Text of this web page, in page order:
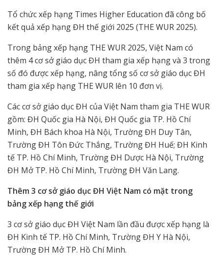
Tổ chức xếp hạng Times Higher Education đã công bố
kết quả xếp hạng ĐH thế giới 2025 (THE WUR 2025).
Trong bảng xếp hạng THE WUR 2025, Việt Nam có
thêm 4 cơ sở giáo dục ĐH tham gia xếp hạng và 3 trong
số đó được xếp hạng, nâng tổng số cơ sở giáo dục ĐH
tham gia xếp hạng THE WUR lên 10 đơn vị.
Các cơ sở giáo dục ĐH của Việt Nam tham gia THE WUR
gồm: ĐH Quốc gia Hà Nội, ĐH Quốc gia TP. Hồ Chí
Minh, ĐH Bách khoa Hà Nội, Trường ĐH Duy Tân,
Trường ĐH Tôn Đức Thắng, Trường ĐH Huế; ĐH Kinh
tế TP. Hồ Chí Minh, Trường ĐH Dược Hà Nội, Trường
ĐH Mở TP. Hồ Chí Minh, Trường ĐH Văn Lang.
Thêm 3 cơ sở giáo dục ĐH Việt Nam có mặt trong
bảng xếp hạng thế giới
3 cơ sở giáo dục ĐH Việt Nam lần đầu được xếp hạng là
ĐH Kinh tế TP. Hồ Chí Minh, Trường ĐH Y Hà Nội,
Trường ĐH Mở TP. Hồ Chí Minh.